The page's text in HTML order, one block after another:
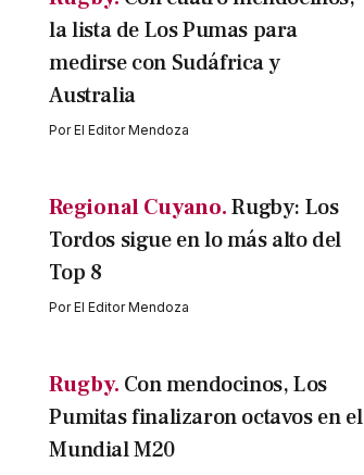
la lista de Los Pumas para
medirse con Sudáfrica y
Australia
PorEl Editor Mendoza
Regional Cuyano. Rugby: Los
Tordos sigue en lo más alto del
Top 8
PorEl Editor Mendoza
Rugby. Con mendocinos, Los
Pumitas finalizaron octavos en el
Mundial M20